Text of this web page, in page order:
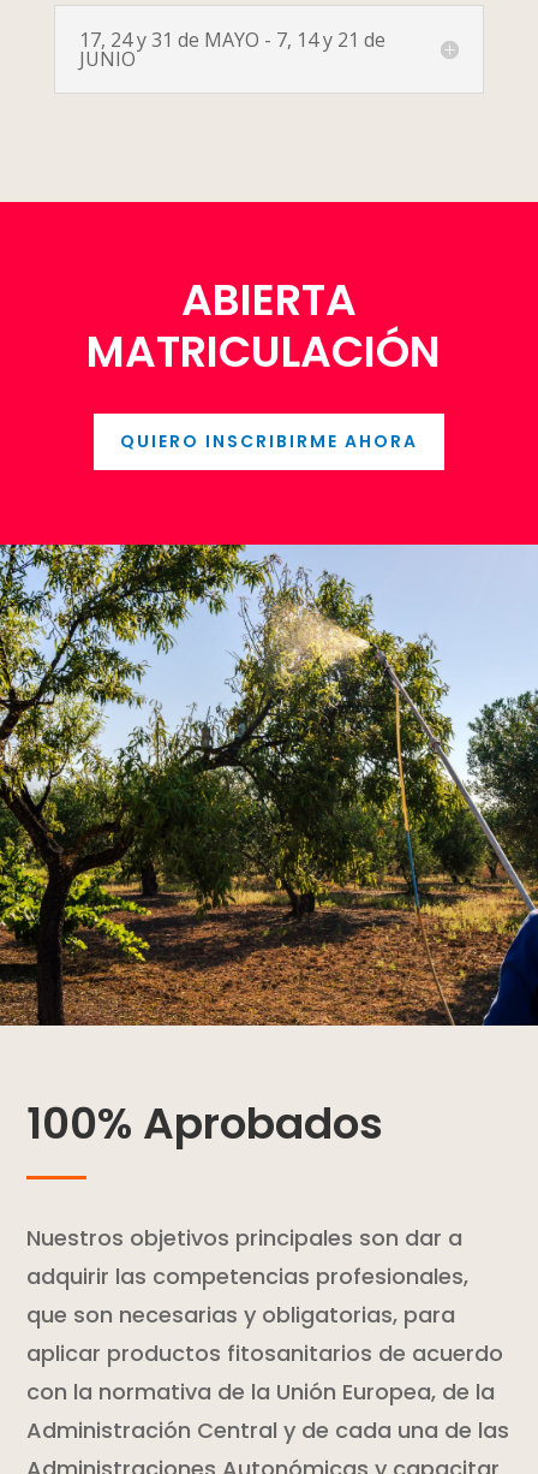
17, 24 y 31 de MAYO - 7, 14 y 21 de
JUNIO
ABIERTA
MATRICULACIÓN
QUIERO INSCRIBIRME AHORA
100% Aprobados
Nuestros objetivos principales son dar a
adquirir las competencias profesionales,
que son necesarias y obligatorias, para
aplicar productos fitosanitarios de acuerdo
con la normativa de la Unión Europea, de la
Administración Central y de cada una de las